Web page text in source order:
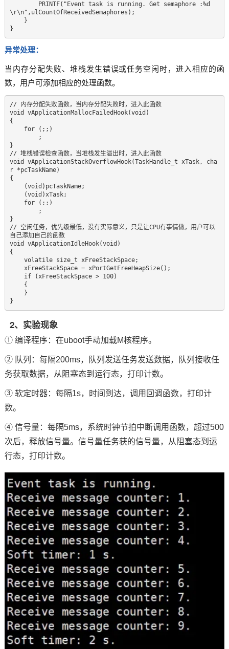
\r\n",ulCountOfReceivedSemaphores);
}
异常处理：
当内存分配失败、堆栈发生错误或任务空闲时，进入相应的函
数，用户可添加相应的处理函数。
// 内存分配失败函数，当内存分配失败时，进入此函数
void vApplicationMallocFailedHook(void)
{
}
// 堆栈错误检查函数，当堆栈发生溢出时，进入此函数
void vApplicationStackOverflowHook(TaskHandle_t xTask, cha
r *pcTaskName)
{
}
// 空闲任务，优先级最低，没有实际意义，只是让CPU有事情做，用户可以
自己添加自己的函数
void vApplicationIdleHook(void)
{
    volatile size_t xFreeStackSpace;
    xFreeStackSpace = xPortGetFreeHeapSize();
}
2、实验现象
① 编译程序： 在uboot手动加载M核程序。
② 队列： 每隔200ms，队列发送任务发送数据，队列接收任
务获取数据，从阻塞态到运行态，打印计数。
③ 软定时器： 每隔1s，时间到达，调用回调函数，打印计
数。
④ 信号量： 每隔5ms，系统时钟节拍中断调用函数，超过500
次后，释放信号量。信号量任务获的信号量，从阻塞态到运
行态，打印计数。